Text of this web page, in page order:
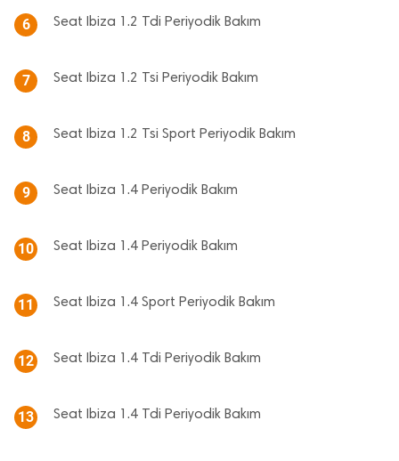
6 Seat Ibiza 1.2 Tdi Periyodik Bakım
7 Seat Ibiza 1.2 Tsi Periyodik Bakım
8 Seat Ibiza 1.2 Tsi Sport Periyodik Bakım
9 Seat Ibiza 1.4 Periyodik Bakım
10 Seat Ibiza 1.4 Periyodik Bakım
11 Seat Ibiza 1.4 Sport Periyodik Bakım
12 Seat Ibiza 1.4 Tdi Periyodik Bakım
13 Seat Ibiza 1.4 Tdi Periyodik Bakım